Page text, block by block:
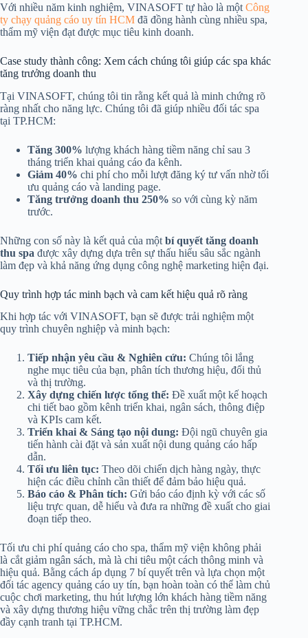
Với nhiều năm kinh nghiệm, VINASOFT tự hào là một Công
ty chạy quảng cáo uy tín HCM đã đồng hành cùng nhiều spa,
thẩm mỹ viện đạt được mục tiêu kinh doanh.
Case study thành công: Xem cách chúng tôi giúp các spa khác
tăng trưởng doanh thu
Tại VINASOFT, chúng tôi tin rằng kết quả là minh chứng rõ
ràng nhất cho năng lực. Chúng tôi đã giúp nhiều đối tác spa
tại TP.HCM:
Tăng 300% lượng khách hàng tiềm năng chỉ sau 3
tháng triển khai quảng cáo đa kênh.
Giảm 40% chi phí cho mỗi lượt đăng ký tư vấn nhờ tối
ưu quảng cáo và landing page.
Tăng trưởng doanh thu 250% so với cùng kỳ năm
trước.
Những con số này là kết quả của một bí quyết tăng doanh
thu spa được xây dựng dựa trên sự thấu hiểu sâu sắc ngành
làm đẹp và khả năng ứng dụng công nghệ marketing hiện đại.
Quy trình hợp tác minh bạch và cam kết hiệu quả rõ ràng
Khi hợp tác với VINASOFT, bạn sẽ được trải nghiệm một
quy trình chuyên nghiệp và minh bạch:
Tiếp nhận yêu cầu & Nghiên cứu: Chúng tôi lắng
nghe mục tiêu của bạn, phân tích thương hiệu, đối thủ
và thị trường.
Xây dựng chiến lược tổng thể: Đề xuất một kế hoạch
chi tiết bao gồm kênh triển khai, ngân sách, thông điệp
và KPIs cam kết.
Triển khai & Sáng tạo nội dung: Đội ngũ chuyên gia
tiến hành cài đặt và sản xuất nội dung quảng cáo hấp
dẫn.
Tối ưu liên tục: Theo dõi chiến dịch hàng ngày, thực
hiện các điều chỉnh cần thiết để đảm bảo hiệu quả.
Báo cáo & Phân tích: Gửi báo cáo định kỳ với các số
liệu trực quan, dễ hiểu và đưa ra những đề xuất cho giai
đoạn tiếp theo.
Tối ưu chi phí quảng cáo cho spa, thẩm mỹ viện không phải
là cắt giảm ngân sách, mà là chi tiêu một cách thông minh và
hiệu quả. Bằng cách áp dụng 7 bí quyết trên và lựa chọn một
đối tác agency quảng cáo uy tín, bạn hoàn toàn có thể làm chủ
cuộc chơi marketing, thu hút lượng lớn khách hàng tiềm năng
và xây dựng thương hiệu vững chắc trên thị trường làm đẹp
đầy cạnh tranh tại TP.HCM.